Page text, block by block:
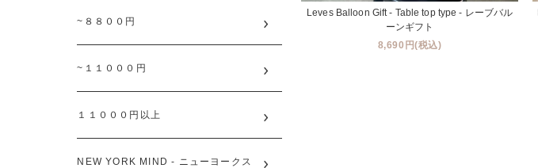
Leves Balloon Gift - Table top type - レーブバル
ーンギフト
8,690円(税込)
~８８００円
~１１０００円
１１０００円以上
NEW YORK MIND - ニューヨークス